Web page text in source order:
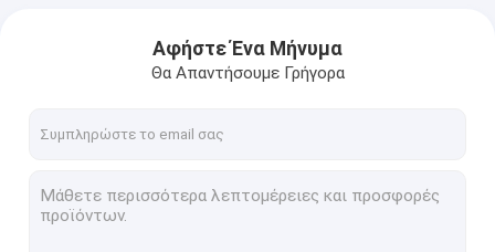
Αφήστε Ένα Μήνυμα
Θα Απαντήσουμε Γρήγορα